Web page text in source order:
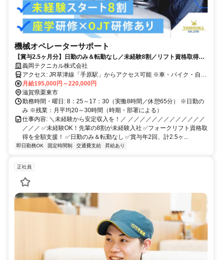
機械オペレーターサポート
【賞与2.5ヶ月分】日勤のみ＆転勤なし／未経験8割／リフト資格取得を
全額支援／髪型・髪色自由
義岡テクニカル株式会社
アクセス: JR草津線「手原駅」からアクセス可能 ※車・バイク・自転
車通勤OK（無料駐車場あり） ※交通費規定支給
月給195,000円～220,000円
滋賀県栗東市
勤務時間・曜日: 8：25～17：30（実働8時間／休憩65分） ※日勤の
み ※残業：月平均20～30時間（時期・部署による）
仕事内容: ＼未経験から安定収入を！／ ／／／／／／／／／／／／／
／／／ ✅未経験OK！先輩の8割が未経験入社 ✅フォークリフト資格取
得を全額支援！ ✅日勤のみ＆転勤なし ✅賞与年2回、計2.5ヶ...
即日勤務OK 固定時間制 交通費支給 昇給あり
正社員